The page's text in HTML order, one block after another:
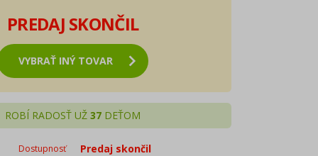
PREDAJ SKONČIL
VYBRAŤ INÝ TOVAR
ROBÍ RADOSŤ UŽ37 DEŤOM
Dostupnosť Predaj skončil